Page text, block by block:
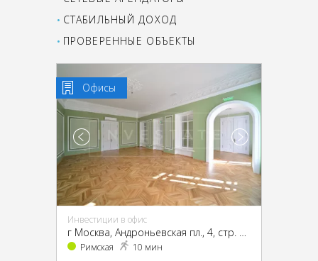
Южный блок
СТАБИЛЬНЫЙ ДОХОД
ПРОВЕРЕННЫЕ ОБЪЕКТЫ
Офисы
Инвестиции в офис
г Москва, Андроньевская пл., 4, стр. 1, 2, 3, ЦАО, г Москва, Андроньевская пл., 4, стр. 1
Римская 10 мин